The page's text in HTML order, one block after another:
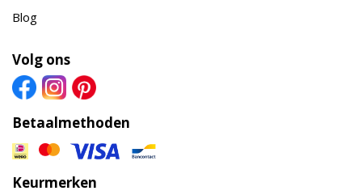
Blog
Volg ons
Betaalmethoden
Keurmerken